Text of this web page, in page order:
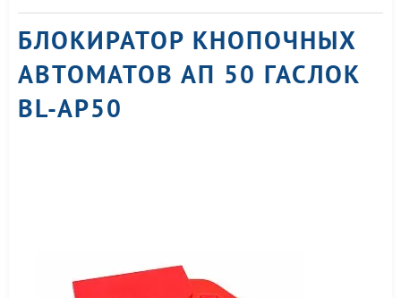
БЛОКИРАТОР КНОПОЧНЫХ
АВТОМАТОВ АП 50 ГАСЛОК
BL-AP50